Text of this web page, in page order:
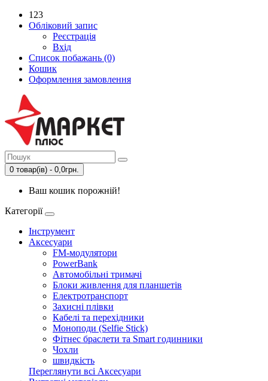
123
Обліковий запис
Реєстрація
Вхід
Список побажань (0)
Кошик
Оформлення замовлення
0 товар(ів) - 0,0грн.
Ваш кошик порожній!
Категорії
Інструмент
Аксесуари
FM-модулятори
PowerBank
Автомобільні тримачі
Блоки живлення для планшетів
Електротранспорт
Захисні плівки
Кабелі та перехідники
Моноподи (Selfie Stick)
Фітнес браслети та Smart годинники
Чохли
швидкість
Переглянути всі Аксесуари